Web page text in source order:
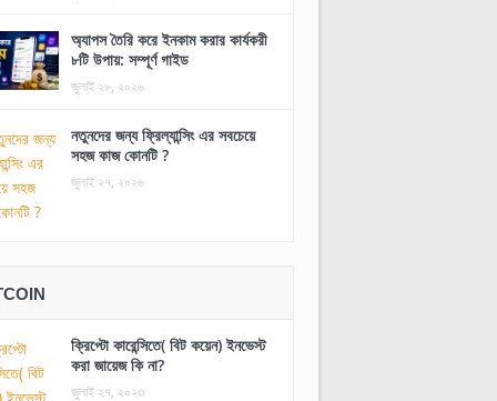
অ্যাপস তৈরি করে ইনকাম করার কার্যকরী
৮টি উপায়: সম্পূর্ণ গাইড
জুলাই ২৮, ২০২৬
নতুনদের জন্য ফ্রিল্যান্সিং এর সবচেয়ে
সহজ কাজ কোনটি ?
জুলাই ২৭, ২০২৬
ক্রিপ্টো কারেন্সিতে( বিট কয়েন) ইনভেস্ট
করা জায়েজ কি না?
জুলাই ২৭, ২০২৩